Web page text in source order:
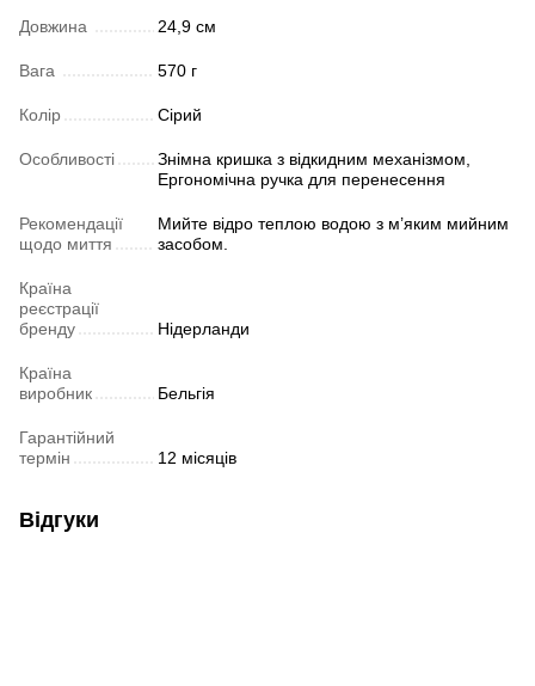
Довжина 24,9 см
Вага 570 г
Колір Сірий
Особливості
Знімна кришка з відкидним механізмом,
Ергономічна ручка для перенесення
Рекомендації
щодо миття
Мийте відро теплою водою з м’яким мийним
засобом.
Країна
реєстрації
бренду
Нідерланди
Країна
виробник
Бельгія
Гарантійний
термін
12 місяців
Відгуки